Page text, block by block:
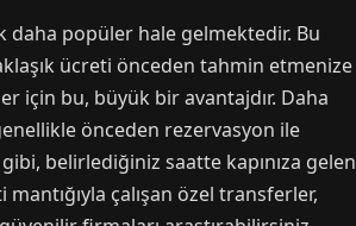
popüler hale gelmektedir. Bu
ücreti önceden tahmin etmenize
için bu, büyük bir avantajdır. Daha
önceden rezervasyon ile
belirlediğiniz saatte kapınıza gelen
mantığıyla çalışan özel transferler,